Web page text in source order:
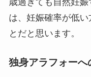
歳過ぎても自然妊
は、妊娠確率が低
とだと思います。
独身アラフォー